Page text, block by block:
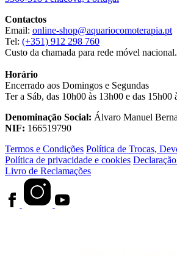
Contactos
Email: online-shop@aquariocomoterapia.pt
Tel: (+351) 912 298 760
Custo da chamada para rede móvel nacional.
Horário
Encerrado aos Domingos e Segundas
Ter a Sáb, das 10h00 às 13h00 e das 15h00
Denominação Social: Álvaro Manuel
NIF: 166519790
Termos e Condições Política de Trocas,
Política de privacidade e cookies
Livro de Reclamações